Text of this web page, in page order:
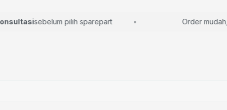
sebelum pilih sparepart Order mudah,